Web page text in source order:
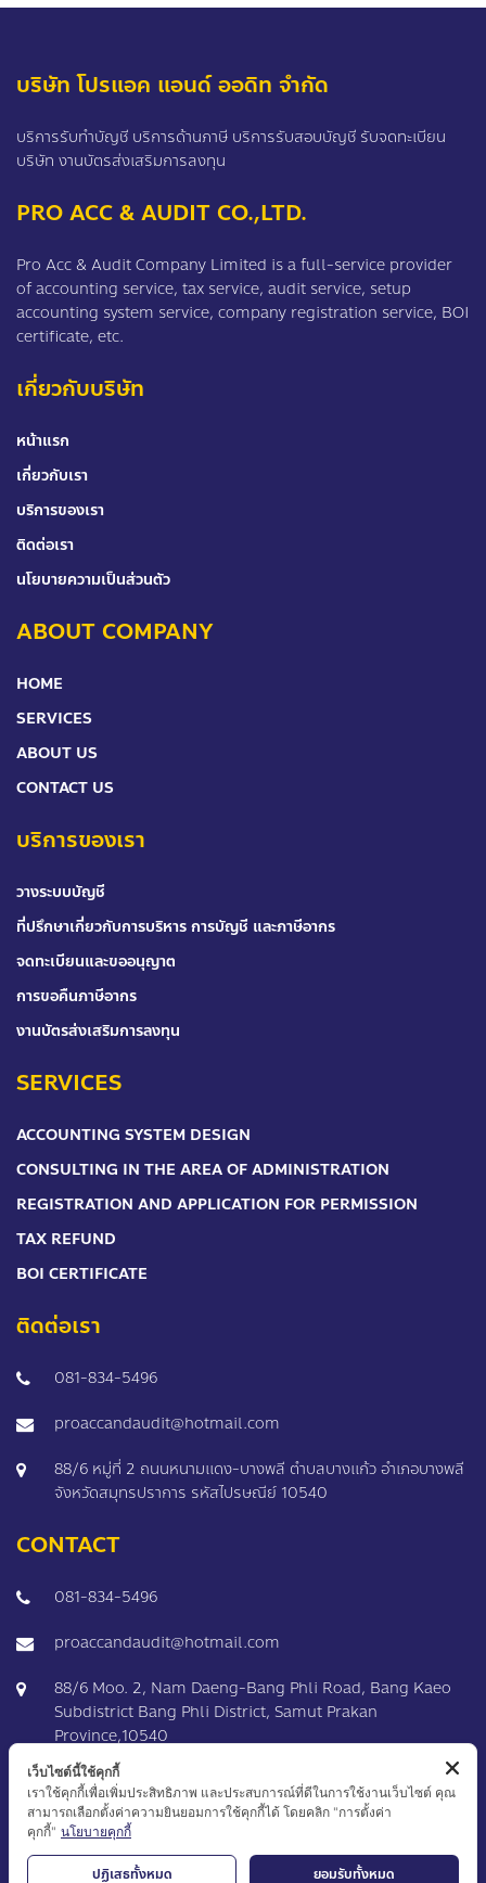
บริษัท โปรแอค แอนด์ ออดิท จำกัด
บริการรับทำบัญชี บริการด้านภาษี บริการรับสอบบัญชี รับจดทะเบียน
บริษัท งานบัตรส่งเสริมการลงทุน
PRO ACC & AUDIT CO.,LTD.
Pro Acc & Audit Company Limited is a full-service provider
of accounting service, tax service, audit service, setup
accounting system service, company registration service, BOI
certificate, etc.
เกี่ยวกับบริษัท
หน้าแรก
เกี่ยวกับเรา
บริการของเรา
ติดต่อเรา
นโยบายความเป็นส่วนตัว
ABOUT COMPANY
HOME
SERVICES
ABOUT US
CONTACT US
บริการของเรา
วางระบบบัญชี
ที่ปรึกษาเกี่ยวกับการบริหาร การบัญชี และภาษีอากร
จดทะเบียนและขออนุญาต
การขอคืนภาษีอากร
งานบัตรส่งเสริมการลงทุน
SERVICES
ACCOUNTING SYSTEM DESIGN
CONSULTING IN THE AREA OF ADMINISTRATION
REGISTRATION AND APPLICATION FOR PERMISSION
TAX REFUND
BOI CERTIFICATE
ติดต่อเรา
081-834-5496
proaccandaudit@hotmail.com
88/6 หมู่ที่ 2 ถนนหนามแดง-บางพลี ตำบลบางแก้ว อำเภอบางพลี
จังหวัดสมุทรปราการ รหัสไปรษณีย์ 10540
CONTACT
081-834-5496
proaccandaudit@hotmail.com
88/6 Moo. 2, Nam Daeng-Bang Phli Road, Bang Kaeo
Subdistrict Bang Phli District, Samut Prakan
Province,10540
เว็บไซต์นี้ใช้คุกกี้
เราใช้คุกกี้เพื่อเพิ่มประสิทธิภาพ และประสบการณ์ที่ดีในการใช้งานเว็บไซต์ คุณ
สามารถเลือกตั้งค่าความยินยอมการใช้คุกกี้ได้ โดยคลิก "การตั้งค่า
คุกกี้" นโยบายคุกกี้
ปฏิเสธทั้งหมด ยอมรับทั้งหมด